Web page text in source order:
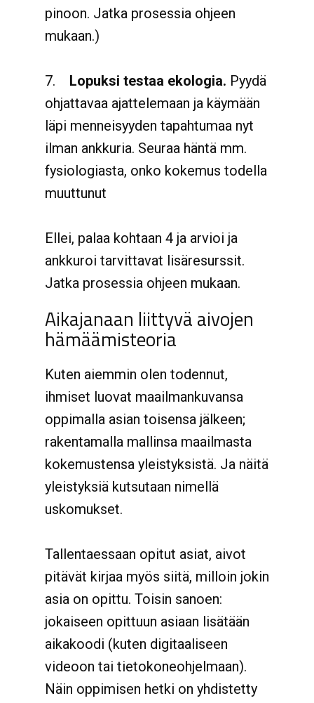
pinoon. Jatka prosessia ohjeen
mukaan.)
7. Lopuksi testaa ekologia. Pyydä
ohjattavaa ajattelemaan ja käymään
läpi menneisyyden tapahtumaa nyt
ilman ankkuria. Seuraa häntä mm.
fysiologiasta, onko kokemus todella
muuttunut
Ellei, palaa kohtaan 4 ja arvioi ja
ankkuroi tarvittavat lisäresurssit.
Jatka prosessia ohjeen mukaan.
Aikajanaan liittyvä aivojen
hämäämisteoria
Kuten aiemmin olen todennut,
ihmiset luovat maailmankuvansa
oppimalla asian toisensa jälkeen;
rakentamalla mallinsa maailmasta
kokemustensa yleistyksistä. Ja näitä
yleistyksiä kutsutaan nimellä
uskomukset.
Tallentaessaan opitut asiat, aivot
pitävät kirjaa myös siitä, milloin jokin
asia on opittu. Toisin sanoen:
jokaiseen opittuun asiaan lisätään
aikakoodi (kuten digitaaliseen
videoon tai tietokoneohjelmaan).
Näin oppimisen hetki on yhdistetty